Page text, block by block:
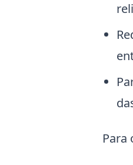
Para